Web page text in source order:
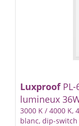
LuxproofPL-
lumineux
3000 K / 4000 K,
blanc, dip-